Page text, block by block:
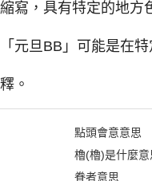
寫，具有特定的地方
元旦BB」可能是在
。
點頭會意意思
櫓(櫓)是什麼意
眷者意思